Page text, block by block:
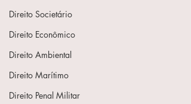
Direito Societário
Direito Econômico
Direito Ambiental
Direito Marítimo
Direito Penal Militar